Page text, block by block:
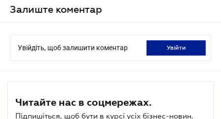
Залиште коментар
Увійдіть, щоб залишити коментар увійти
Читайте нас в соцмережах.
Підпишіться, щоб бути в курсі усіх бізнес-новин.